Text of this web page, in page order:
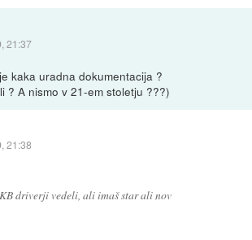
21:37
kaka uradna dokumentacija ?
? A nismo v 21-em stoletju ???)
21:38
driverji vedeli, ali imaš star ali nov